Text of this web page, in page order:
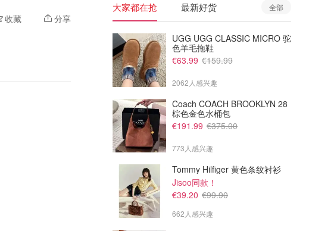
收藏 分享
大家都在抢 最新好货 全部
UGG UGG CLASSIC MICRO 驼
色羊毛拖鞋
€63.99 €159.99
2062人感兴趣
Coach COACH BROOKLYN 28
棕色金色水桶包
€191.99 €375.00
773人感兴趣
Tommy Hilfiger 黄色条纹衬衫
Jisoo同款！
€39.20 €99.90
662人感兴趣